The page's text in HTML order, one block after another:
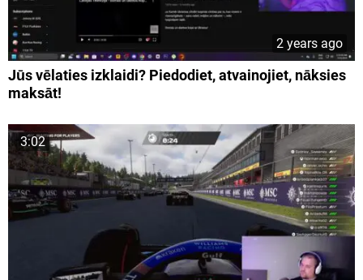
2 years ago
Jūs vēlaties izklaidi? Piedodiet, atvainojiet, nāksies
maksāt!
3:02